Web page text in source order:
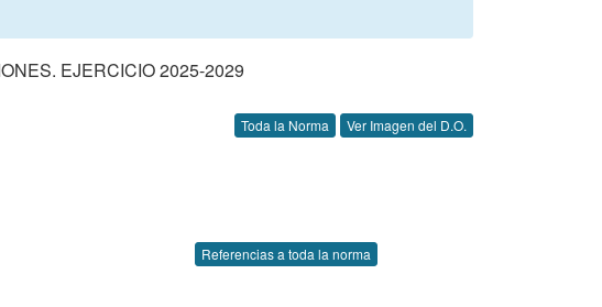
EJERCICIO 2025-2029
Toda la Norma Ver Imagen del D.O.
Referencias a toda la norma